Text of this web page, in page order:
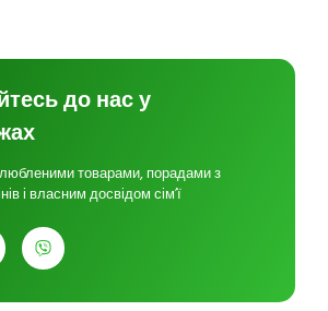
до нас у
товарами, порадами з
і власним досвідом сім’ї